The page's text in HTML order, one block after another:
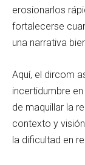
erosionarlos
fortalecerse
una narrativa
Aquí, el dircom
incertidumbre
de maquillar la
contexto y
la dificultad en